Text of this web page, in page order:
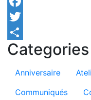
Facebook
Twitter
Share
Categories
Anniversaire
Communiqués